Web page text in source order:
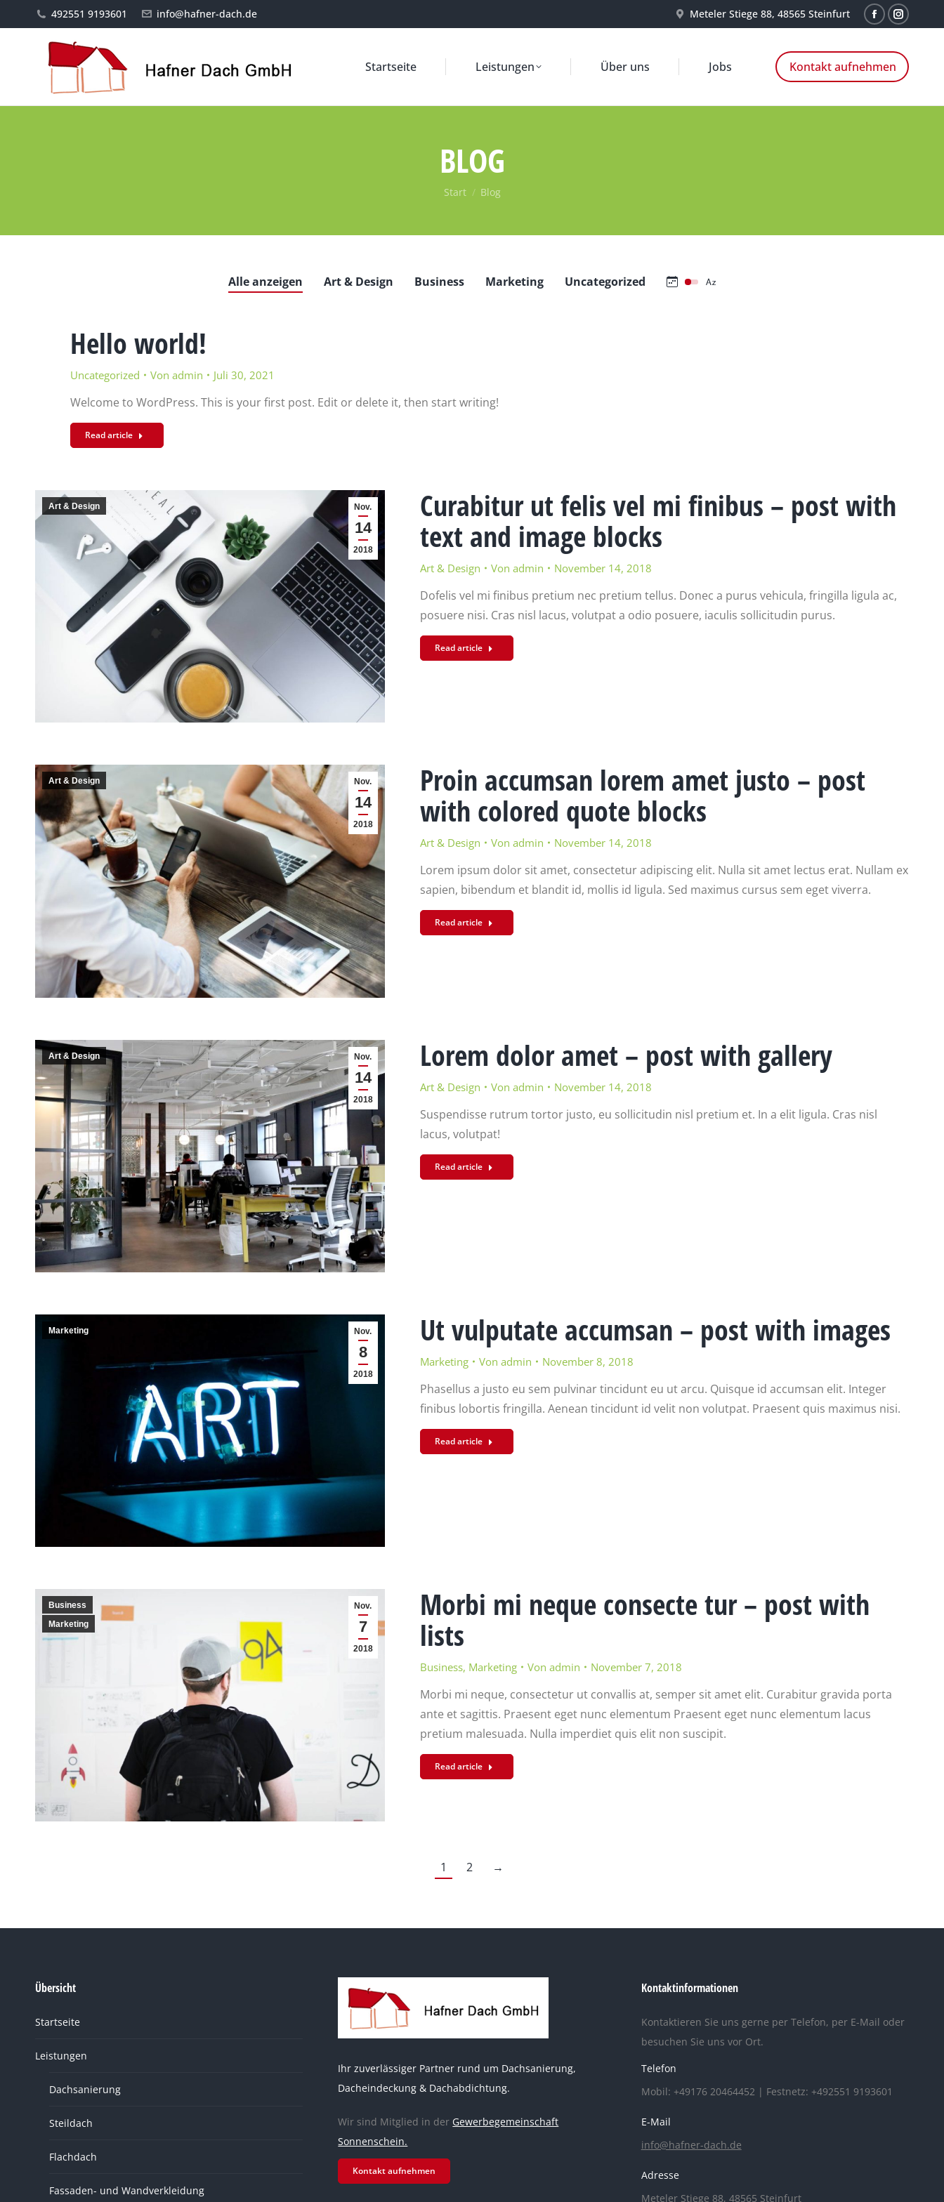
492551 9193601 info@hafner-dach.de Meteler Stiege 88, 48565 Steinfurt
Facebook
opens
in
new
opens
in
new
Startseite Leistungen Über uns Jobs Kontakt aufnehmen
BLOG
Sie befinden sich hier:
Start Blog
Alle anzeigen Art & Design Business Marketing Uncategorized
Hello world!
Uncategorized Von admin Juli 30, 2021
Welcome to WordPress. This is your first post. Edit or delete it, then start writing!
Read article
Nov.
14
2018
Art & Design
Curabitur ut felis vel mi finibus – post with
text and image blocks
Art & Design Von admin November 14, 2018
Dofelis vel mi finibus pretium nec pretium tellus. Donec a purus vehicula, fringilla ligula ac,
posuere nisi. Cras nisl lacus, volutpat a odio posuere, iaculis sollicitudin purus.
Read article
Nov.
14
2018
Art & Design
Proin accumsan lorem amet justo – post
with colored quote blocks
Art & Design Von admin November 14, 2018
Lorem ipsum dolor sit amet, consectetur adipiscing elit. Nulla sit amet lectus erat. Nullam ex
sapien, bibendum et blandit id, mollis id ligula. Sed maximus cursus sem eget viverra.
Read article
Nov.
14
2018
Art & Design Lorem dolor amet – post with gallery
Art & Design Von admin November 14, 2018
Suspendisse rutrum tortor justo, eu sollicitudin nisl pretium et. In a elit ligula. Cras nisl
lacus, volutpat!
Read article
Nov.
8
2018
Marketing Ut vulputate accumsan – post with images
Marketing Von admin November 8, 2018
Phasellus a justo eu sem pulvinar tincidunt eu ut arcu. Quisque id accumsan elit. Integer
finibus lobortis fringilla. Aenean tincidunt id velit non volutpat. Praesent quis maximus nisi.
Read article
Nov.
7
2018
Business
Marketing
Morbi mi neque consecte tur – post with
lists
Business, Marketing Von admin November 7, 2018
Morbi mi neque, consectetur ut convallis at, semper sit amet elit. Curabitur gravida porta
ante et sagittis. Praesent eget nunc elementum Praesent eget nunc elementum lacus
pretium malesuada. Nulla imperdiet quis elit non suscipit.
Read article
1 2 →
Übersicht
Startseite
Leistungen
Dachsanierung
Steildach
Flachdach
Fassaden- und Wandverkleidung
Ihr zuverlässiger Partner rund um Dachsanierung,
Dacheindeckung & Dachabdichtung.
Wir sind Mitglied in der Gewerbegemeinschaft
Sonnenschein.
Kontakt aufnehmen
Kontaktinformationen
Kontaktieren Sie uns gerne per Telefon, per E-Mail oder
besuchen Sie uns vor Ort.
Telefon
Mobil: +49176 20464452 | Festnetz: +492551 9193601
E-Mail
info@hafner-dach.de
Adresse
Meteler Stiege 88, 48565 Steinfurt
windowwindow